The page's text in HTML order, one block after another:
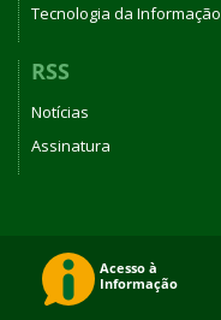
Tecnologia da Informação
RSS
Notícias
Assinatura